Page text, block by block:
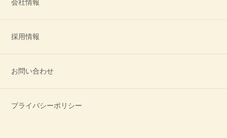
会社情報
採用情報
お問い合わせ
プライバシーポリシー